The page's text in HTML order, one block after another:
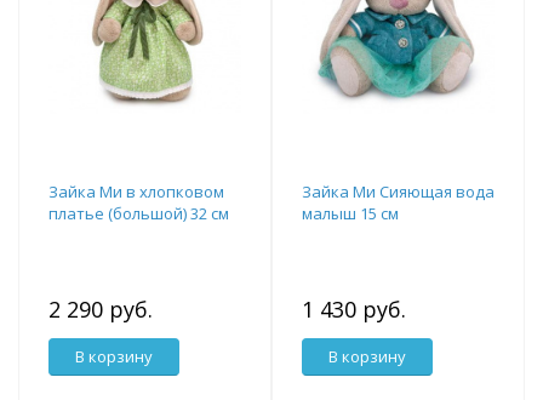
Зайка Ми в хлопковом
платье (большой) 32 см
2 290 руб.
В корзину
Зайка Ми Сияющая вода
малыш 15 см
1 430 руб.
В корзину